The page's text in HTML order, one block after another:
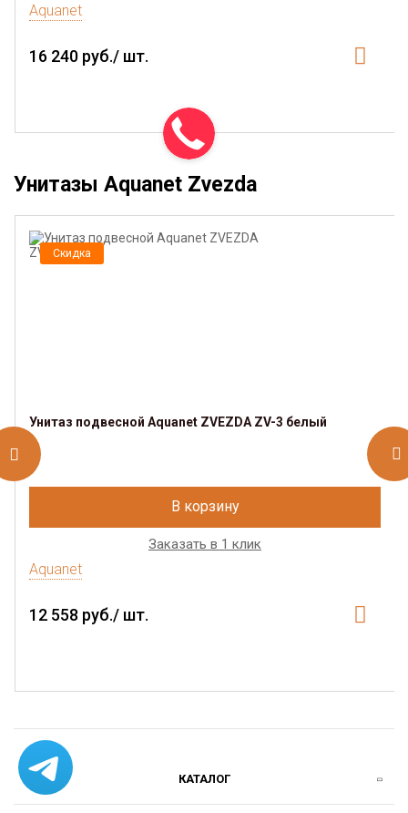
Aquanet
16 240 руб./ шт.
Унитазы Aquanet Zvezda
Скидка
Унитаз подвесной Aquanet ZVEZDA ZV-3 белый
В корзину
Заказать в 1 клик
Aquanet
12 558 руб./ шт.
КАТАЛОГ